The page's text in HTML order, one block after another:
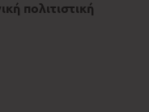
πολιτιστική